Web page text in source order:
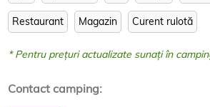
Restaurant Magazin Curent rulotă
* Pentru prețuri actualizate sunați în
Contact camping: